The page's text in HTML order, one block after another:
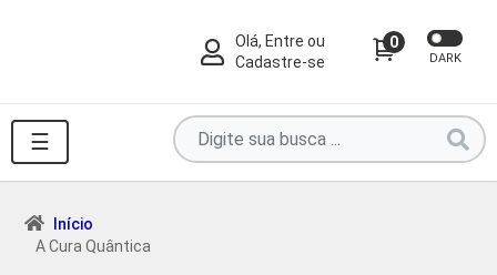
Olá, Entre ou
Cadastre-se
0
DARK
☰
Pesquise
por
produtos
Início
A Cura Quântica